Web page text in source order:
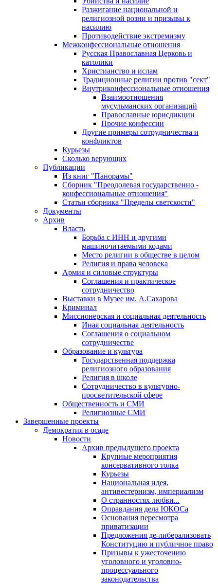
Разжигание национальной и
религиозной розни и призывы к
насилию
Противодействие экстремизму
Межконфессиональные отношения
Русская Православная Церковь и
католики
Христианство и ислам
Традиционные религии против "сект"
Внутриконфессиональные отношения
Взаимоотношения
мусульманских организаций
Православные юрисдикции
Прочие конфессии
Другие примеры сотрудничества и
конфликтов
Курьезы
Сколько верующих
Публикации
Из книг "Панорамы"
Сборник "Преодолевая государственно -
конфессиональные отношения"
Статьи сборника "Пределы светскости"
Документы
Архив
Власть
Борьба с ИНН и другими
машиночитаемыми кодами
Место религии в обществе в целом
Религия и права человека
Армия и силовые структуры
Соглашения и практическое
сотрудничество
Выставки в Музее им. А.Сахарова
Криминал
Миссионерская и социальная деятельность
Иная социальная деятельность
Соглашения о социальном
сотрудничестве
Образование и культура
Государственная поддержка
религиозного образования
Религия в школе
Сотрудничество в культурно-
просветительской сфере
Общественность и СМИ
Религиозные СМИ
Завершенные проекты
Демократия в осаде
Новости
Архив предыдущего проекта
Крупные мероприятия
консервативного толка
Курьезы
Национальная идея,
антивестернизм, империализм
О странностях любви...
Оправдания дела ЮКОСа
Основания пересмотра
приватизации
Предложения де-либерализовать
Конституцию и публичное право
Призывы к ужесточению
уголовного и уголовно-
процессуального
законодательства